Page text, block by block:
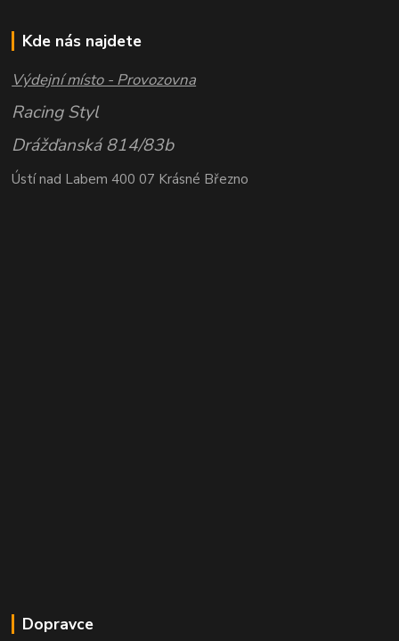
Kde nás najdete
Výdejní místo - Provozovna
Racing Styl
Drážďanská 814/83b
Ústí nad Labem 400 07 Krásné Březno
Dopravce